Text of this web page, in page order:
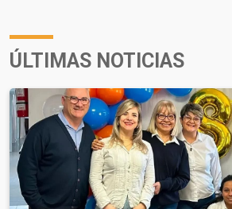
ÚLTIMAS NOTICIAS